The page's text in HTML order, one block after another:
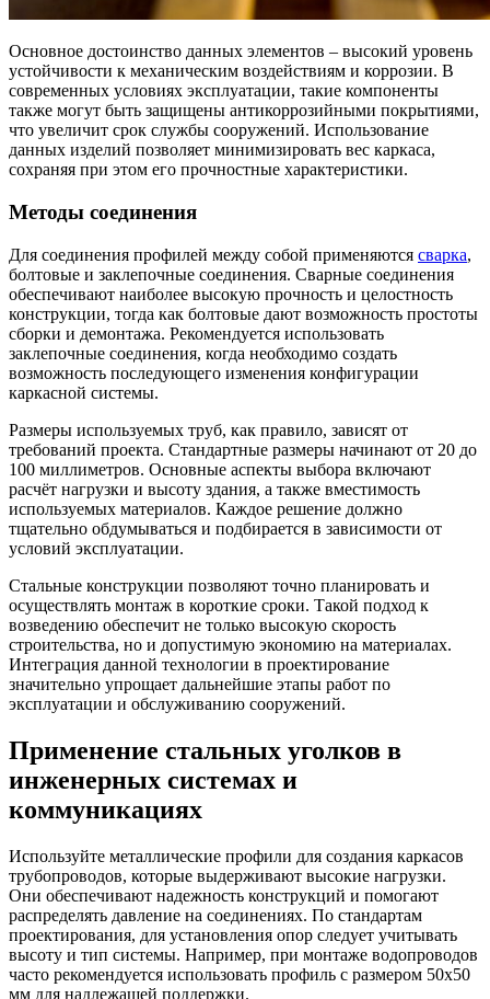
Основное достоинство данных элементов – высокий уровень
устойчивости к механическим воздействиям и коррозии. В
современных условиях эксплуатации, такие компоненты
также могут быть защищены антикоррозийными покрытиями,
что увеличит срок службы сооружений. Использование
данных изделий позволяет минимизировать вес каркаса,
сохраняя при этом его прочностные характеристики.
Методы соединения
Для соединения профилей между собой применяются сварка,
болтовые и заклепочные соединения. Сварные соединения
обеспечивают наиболее высокую прочность и целостность
конструкции, тогда как болтовые дают возможность простоты
сборки и демонтажа. Рекомендуется использовать
заклепочные соединения, когда необходимо создать
возможность последующего изменения конфигурации
каркасной системы.
Размеры используемых труб, как правило, зависят от
требований проекта. Стандартные размеры начинают от 20 до
100 миллиметров. Основные аспекты выбора включают
расчёт нагрузки и высоту здания, а также вместимость
используемых материалов. Каждое решение должно
тщательно обдумываться и подбирается в зависимости от
условий эксплуатации.
Стальные конструкции позволяют точно планировать и
осуществлять монтаж в короткие сроки. Такой подход к
возведению обеспечит не только высокую скорость
строительства, но и допустимую экономию на материалах.
Интеграция данной технологии в проектирование
значительно упрощает дальнейшие этапы работ по
эксплуатации и обслуживанию сооружений.
Применение стальных уголков в
инженерных системах и
коммуникациях
Используйте металлические профили для создания каркасов
трубопроводов, которые выдерживают высокие нагрузки.
Они обеспечивают надежность конструкций и помогают
распределять давление на соединениях. По стандартам
проектирования, для установления опор следует учитывать
высоту и тип системы. Например, при монтаже водопроводов
часто рекомендуется использовать профиль с размером 50х50
мм для надлежащей поддержки.